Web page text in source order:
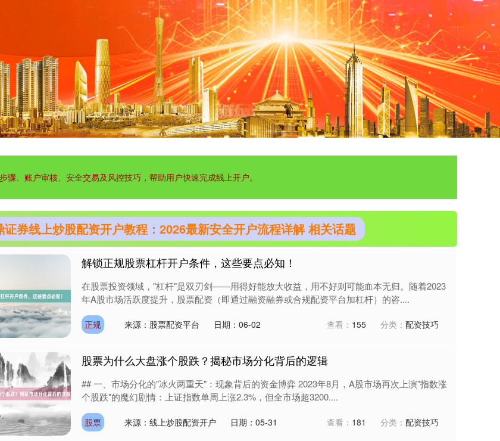
、账户审核、安全交易及风控技巧，帮助用户快速完成线上开户。
证券线上炒股配资开户教程：2026最新安全开户流程详解 相关话题
解锁正规股票杠杆开户条件，这些要点必知！
在股票投资领域，"杠杆"是双刃剑——用得好能放大收益，用不好则可能血本无归。随着2023
年A股市场活跃度提升，股票配资（即通过融资融券或合规配资平台加杠杆）的咨....
正规 来源：股票配资平台 日期：06-02 查看： 155 分类： 配资技巧
股票为什么大盘涨个股跌？揭秘市场分化背后的逻辑
## 一、市场分化的"冰火两重天"：现象背后的资金博弈 2023年8月，A股市场再次上演"指数涨
个股跌"的魔幻剧情：上证指数单周上涨2.3%，但全市场超3200....
股票 来源：线上炒股配资开户 日期：05-31 查看： 181 分类： 配资技巧